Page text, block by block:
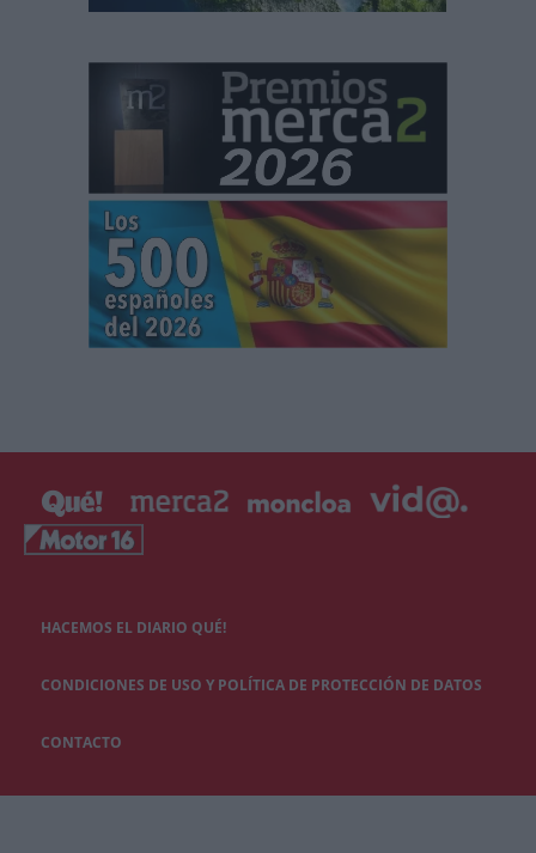
HACEMOS EL DIARIO QUÉ!
CONDICIONES DE USO Y POLÍTICA DE PROTECCIÓN DE DATOS
CONTACTO